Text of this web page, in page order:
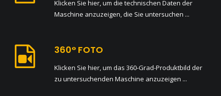
Klicken Sie hier, um die technischen Daten der
Maschine anzuzeigen, die Sie untersuchen ...
360° FOTO
Klicken Sie hier, um das 360-Grad-Produktbild der
zu untersuchenden Maschine anzuzeigen ...